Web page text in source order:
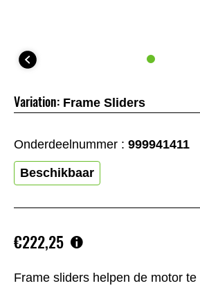
Frame sliders helpen de motor
€222,25
Variation: Frame Sliders
Onderdeelnummer : 999941411
Beschikbaar